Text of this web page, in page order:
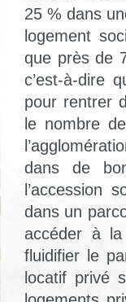
25 % dans
logement
que près de
c’est-à-dire
pour rentrer
le nombre
dans de
l’accession
dans un
accéder à
fluidifier le
locatif privé